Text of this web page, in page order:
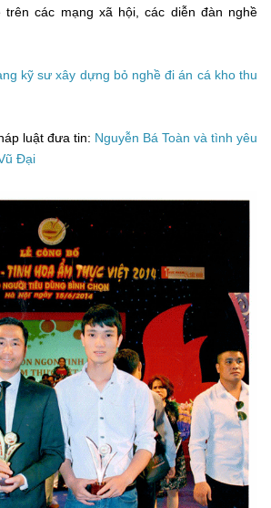
trên các mạng xã hội, các diễn đàn nghề
kỹ sư xây dựng bỏ nghề đi án cá kho thu
luật đưa tin: Nguyễn Bá Toàn và tình yêu
Đại